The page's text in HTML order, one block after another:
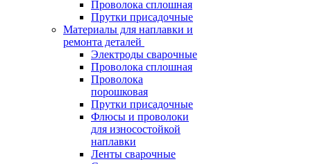
Проволока сплошная
Прутки присадочные
Материалы для наплавки и
ремонта деталей
Электроды сварочные
Проволока сплошная
Проволока
порошковая
Прутки присадочные
Флюсы и проволоки
для износостойкой
наплавки
Ленты сварочные